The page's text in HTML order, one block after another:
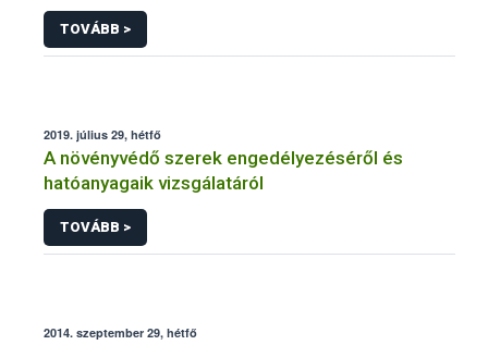
TOVÁBB >
2019. július 29, hétfő
A növényvédő szerek engedélyezéséről és
hatóanyagaik vizsgálatáról
TOVÁBB >
2014. szeptember 29, hétfő